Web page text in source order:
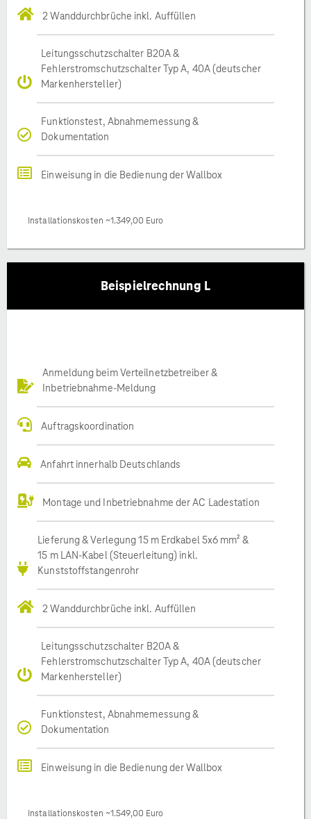
2 Wanddurchbrüche inkl. Auffüllen
Leitungsschutzschalter B20A &
Fehlerstromschutzschalter Typ A, 40A (deutscher
Markenhersteller)
Funktionstest, Abnahmemessung &
Dokumentation
Einweisung in die Bedienung der Wallbox
Installationskosten ~1.349,00 Euro
Beispielrechnung L
Anmeldung beim Verteilnetzbetreiber &
Inbetriebnahme-Meldung
Auftragskoordination
Anfahrt innerhalb Deutschlands
Montage und Inbetriebnahme der AC Ladestation
Lieferung & Verlegung 15 m Erdkabel 5x6 mm² &
15 m LAN-Kabel (Steuerleitung) inkl.
Kunststoffstangenrohr
2 Wanddurchbrüche inkl. Auffüllen
Leitungsschutzschalter B20A &
Fehlerstromschutzschalter Typ A, 40A (deutscher
Markenhersteller)
Funktionstest, Abnahmemessung &
Dokumentation
Einweisung in die Bedienung der Wallbox
Installationskosten ~1.549,00 Euro